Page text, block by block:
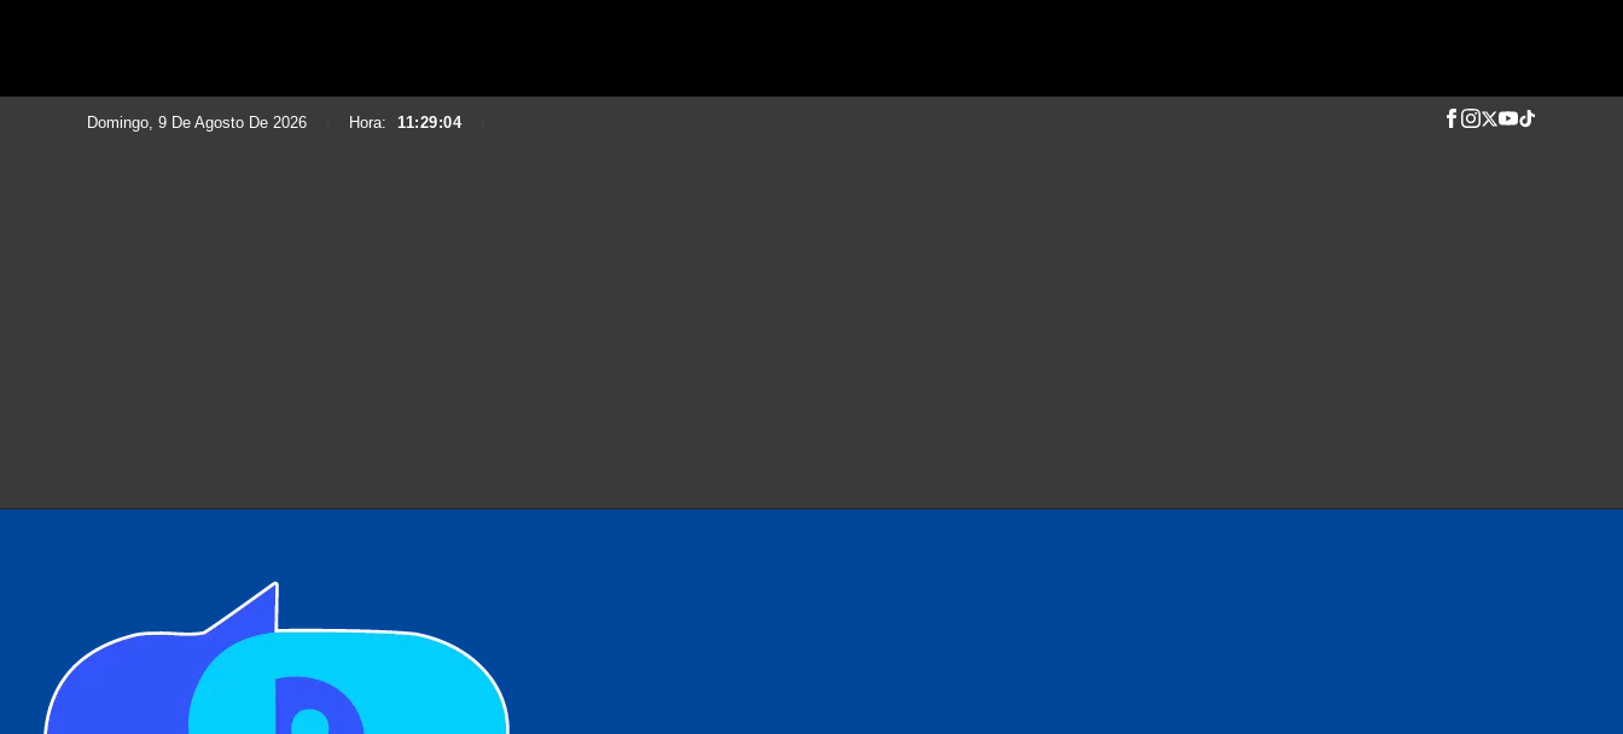
Domingo, 9 De Agosto De 2026 Hora: 11:29:06